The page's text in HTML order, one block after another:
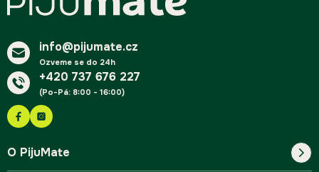
info@pijumate.cz
Ozveme se do 24h
+420 737 676 227
(Po-Pá: 8:00 - 16:00)
O PijuMate